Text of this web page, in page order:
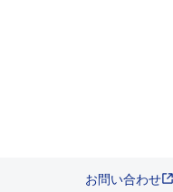
お問い合わせ